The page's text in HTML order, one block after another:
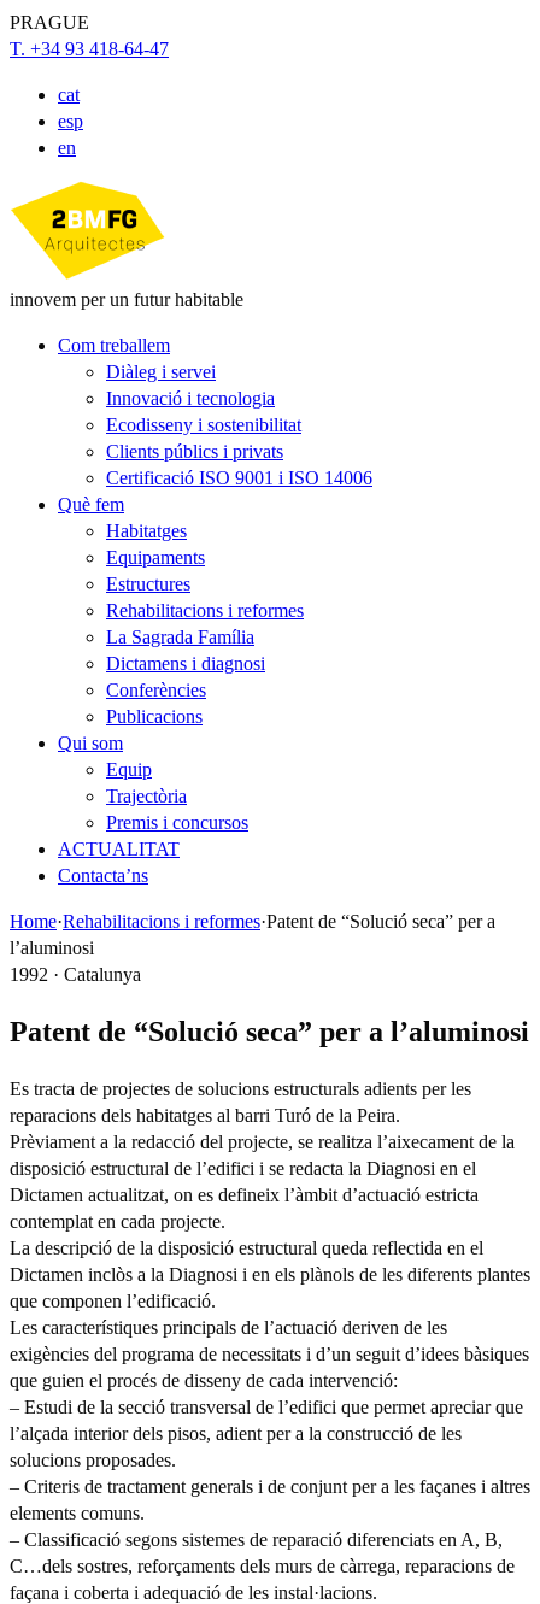
PRAGUE
T. +34 93 418-64-47
cat
esp
en
innovem per un futur habitable
Com treballem
Diàleg i servei
Innovació i tecnologia
Ecodisseny i sostenibilitat
Clients públics i privats
Certificació ISO 9001 i ISO 14006
Què fem
Habitatges
Equipaments
Estructures
Rehabilitacions i reformes
La Sagrada Família
Dictamens i diagnosi
Conferències
Publicacions
Qui som
Equip
Trajectòria
Premis i concursos
ACTUALITAT
Contacta’ns
Home·Rehabilitacions i reformes·Patent de “Solució seca” per a
l’aluminosi
1992 · Catalunya
Patent de “Solució seca” per a l’aluminosi
Es tracta de projectes de solucions estructurals adients per les
reparacions dels habitatges al barri Turó de la Peira.
Prèviament a la redacció del projecte, se realitza l’aixecament de la
disposició estructural de l’edifici i se redacta la Diagnosi en el
Dictamen actualitzat, on es defineix l’àmbit d’actuació estricta
contemplat en cada projecte.
La descripció de la disposició estructural queda reflectida en el
Dictamen inclòs a la Diagnosi i en els plànols de les diferents plantes
que componen l’edificació.
Les característiques principals de l’actuació deriven de les
exigències del programa de necessitats i d’un seguit d’idees bàsiques
que guien el procés de disseny de cada intervenció:
– Estudi de la secció transversal de l’edifici que permet apreciar que
l’alçada interior dels pisos, adient per a la construcció de les
solucions proposades.
– Criteris de tractament generals i de conjunt per a les façanes i altres
elements comuns.
– Classificació segons sistemes de reparació diferenciats en A, B,
C…dels sostres, reforçaments dels murs de càrrega, reparacions de
façana i coberta i adequació de les instal·lacions.